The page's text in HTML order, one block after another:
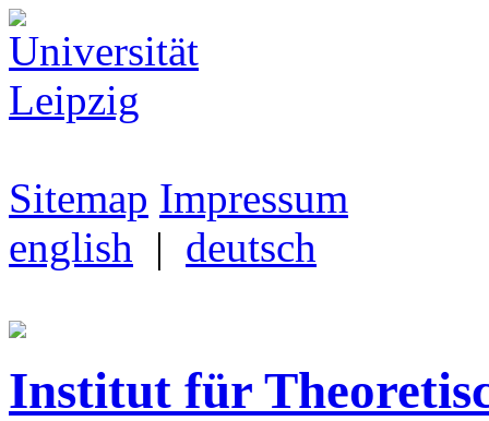
Sitemap Impressum
english | deutsch
Institut für